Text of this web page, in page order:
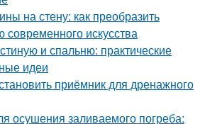
на стену: как преобразить
искусства
и спальню: практические
идеи
приёмник для дренажного
осушения заливаемого погреба: